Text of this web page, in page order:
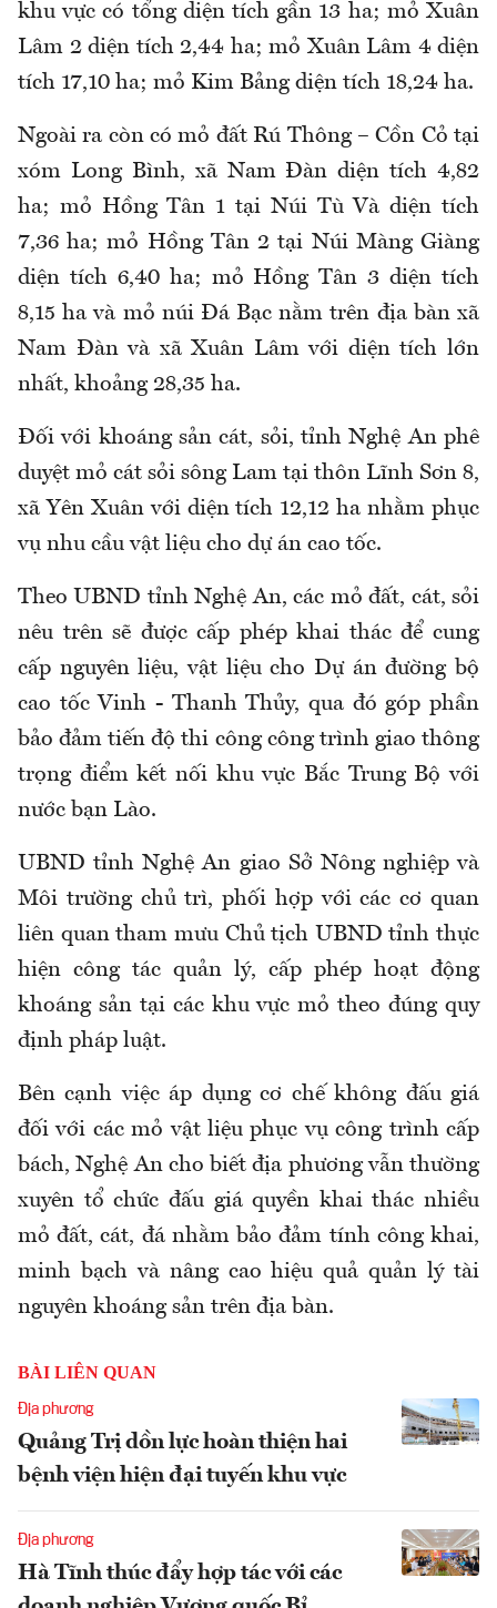
khu vực có tổng diện tích gần 13 ha; mỏ Xuân
Lâm 2 diện tích 2,44 ha; mỏ Xuân Lâm 4 diện
tích 17,10 ha; mỏ Kim Bảng diện tích 18,24 ha.
Ngoài ra còn có mỏ đất Rú Thông – Cồn Cỏ tại
xóm Long Bình, xã Nam Đàn diện tích 4,82
ha; mỏ Hồng Tân 1 tại Núi Tù Và diện tích
7,36 ha; mỏ Hồng Tân 2 tại Núi Màng Giàng
diện tích 6,40 ha; mỏ Hồng Tân 3 diện tích
8,15 ha và mỏ núi Đá Bạc nằm trên địa bàn xã
Nam Đàn và xã Xuân Lâm với diện tích lớn
nhất, khoảng 28,35 ha.
Đối với khoáng sản cát, sỏi, tỉnh Nghệ An phê
duyệt mỏ cát sỏi sông Lam tại thôn Lĩnh Sơn 8,
xã Yên Xuân với diện tích 12,12 ha nhằm phục
vụ nhu cầu vật liệu cho dự án cao tốc.
Theo UBND tỉnh Nghệ An, các mỏ đất, cát, sỏi
nêu trên sẽ được cấp phép khai thác để cung
cấp nguyên liệu, vật liệu cho Dự án đường bộ
cao tốc Vinh - Thanh Thủy, qua đó góp phần
bảo đảm tiến độ thi công công trình giao thông
trọng điểm kết nối khu vực Bắc Trung Bộ với
nước bạn Lào.
UBND tỉnh Nghệ An giao Sở Nông nghiệp và
Môi trường chủ trì, phối hợp với các cơ quan
liên quan tham mưu Chủ tịch UBND tỉnh thực
hiện công tác quản lý, cấp phép hoạt động
khoáng sản tại các khu vực mỏ theo đúng quy
định pháp luật.
Bên cạnh việc áp dụng cơ chế không đấu giá
đối với các mỏ vật liệu phục vụ công trình cấp
bách, Nghệ An cho biết địa phương vẫn thường
xuyên tổ chức đấu giá quyền khai thác nhiều
mỏ đất, cát, đá nhằm bảo đảm tính công khai,
minh bạch và nâng cao hiệu quả quản lý tài
nguyên khoáng sản trên địa bàn.
BÀI LIÊN QUAN
Địa phương
Quảng Trị dồn lực hoàn thiện hai
bệnh viện hiện đại tuyến khu vực
Địa phương
Hà Tĩnh thúc đẩy hợp tác với các